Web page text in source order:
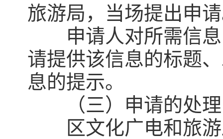
旅游局，当场提出申
申请人对所需信息
请提供该信息的标题
息的提示。
（三）申请的处理
区文化广电和旅游